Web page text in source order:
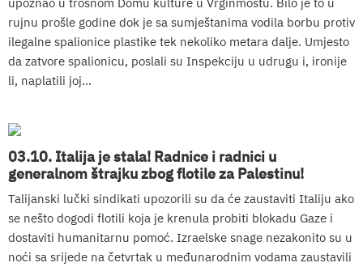
rujnu prošle godine dok je sa sumještanima vodila borbu protiv
ilegalne spalionice plastike tek nekoliko metara dalje. Umjesto
da zatvore spalionicu, poslali su Inspekciju u udrugu i, ironije
li, naplatili joj...
03.10. Italija je stala! Radnice i radnici u
generalnom štrajku zbog flotile za Palestinu!
Talijanski lučki sindikati upozorili su da će zaustaviti Italiju ako
se nešto dogodi flotili koja je krenula probiti blokadu Gaze i
dostaviti humanitarnu pomoć. Izraelske snage nezakonito su u
noći sa srijede na četvrtak u međunarodnim vodama zaustavili